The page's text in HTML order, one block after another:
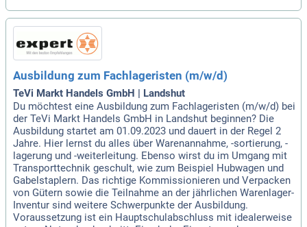
Ausbildung zum Fachlageristen (m/w/d)
TeVi Markt Handels GmbH | Landshut
Du möchtest eine Ausbildung zum Fachlageristen (m/w/d) bei
der TeVi Markt Handels GmbH in Landshut beginnen? Die
Ausbildung startet am 01.09.2023 und dauert in der Regel 2
Jahre. Hier lernst du alles über Warenannahme, -sortierung, -
lagerung und -weiterleitung. Ebenso wirst du im Umgang mit
Transporttechnik geschult, wie zum Beispiel Hubwagen und
Gabelstaplern. Das richtige Kommissionieren und Verpacken
von Gütern sowie die Teilnahme an der jährlichen Warenlager-
Inventur sind weitere Schwerpunkte der Ausbildung.
Voraussetzung ist ein Hauptschulabschluss mit idealerweise